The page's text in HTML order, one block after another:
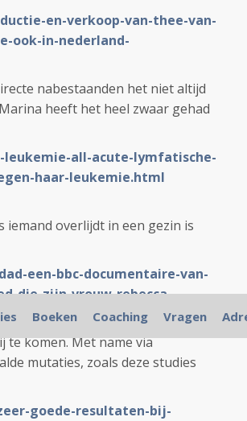
en-verkoop-van-thee-van-
ook-in-nederland-
nabestaanden het niet altijd
heeft het heel zwaar gehad
all-acute-lymfatische-
haar-leukemie.html
iemand overlijdt in een gezin is
een-bbc-documentaire-van-
die-zijn-vrouw-rebecca-
te komen. Met name via
mutaties, zoals deze studies
goede-resultaten-bij-
Boeken Coaching Vragen